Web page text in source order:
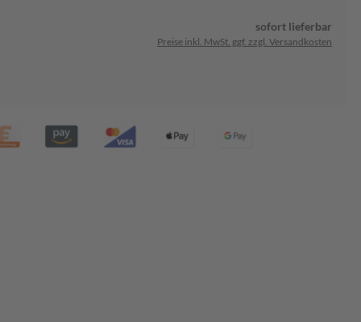
sofort lieferbar
Preise inkl. MwSt. ggf. zzgl. Versandkosten